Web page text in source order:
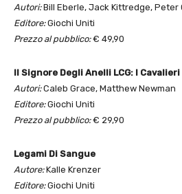
Autori:Bill Eberle, Jack Kittredge, Peter
Editore:Giochi Uniti
Prezzo al pubblico:€ 49,90
Il Signore Degli Anelli LCG: I
Autori:Caleb Grace, Matthew Newman
Editore:Giochi Uniti
Prezzo al pubblico:€ 29,90
Legami Di Sangue
Autore:Kalle Krenzer
Editore:Giochi Uniti